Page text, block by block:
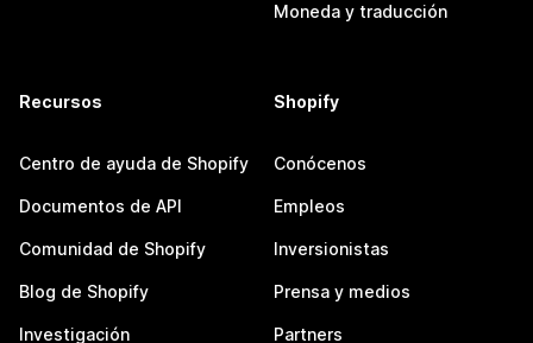
Moneda y traducción
Recursos
Centro de ayuda de Shopify
Documentos de API
Comunidad de Shopify
Blog de Shopify
Investigación
Shopify
Conócenos
Empleos
Inversionistas
Prensa y medios
Partners